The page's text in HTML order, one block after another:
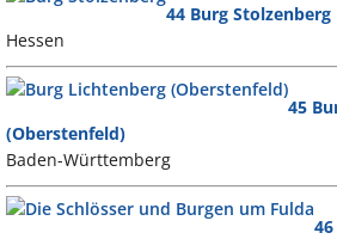
44 Burg Stolzenberg
Hessen
45
(Oberstenfeld)
Baden-Württemberg